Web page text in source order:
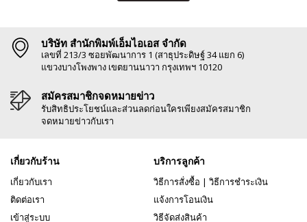
บริษัท สำนักพิมพ์เอ็มไอเอส จำกัด
เลขที่ 213/3 ซอยพัฒนาการ 1 (สาธุประดิษฐ์ 34 แยก 6)
แขวงบางโพงพาง เขตยานนาวา กรุงเทพฯ 10120
สมัครสมาชิกจดหมายข่าว
รับสิทธิประโยชน์และส่วนลดก่อนใครเพียงสมัครสมาชิก
จดหมายข่าวกับเรา
เกี่ยวกับร้าน
เกี่ยวกับเรา
ติดต่อเรา
เข้าสู่ระบบ
บริการลูกค้า
วิธีการสั่งซื้อ | วิธีการชำระเงิน
แจ้งการโอนเงิน
วิธีจัดส่งสินค้า